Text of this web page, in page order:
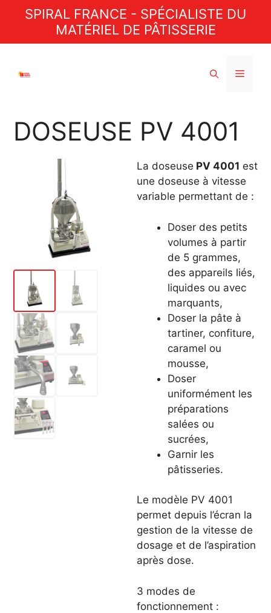
SPIRAL FRANCE - SPÉCIALISTE DU
MATÉRIEL DE PÂTISSERIE
Menu
DOSEUSE PV 4001
La doseuse PV 4001 est
une doseuse à vitesse
variable permettant de :
Doser des petits
volumes à partir
de 5 grammes,
des appareils liés,
liquides ou avec
marquants,
Doser la pâte à
tartiner, confiture,
caramel ou
mousse,
Doser
uniformément les
préparations
salées ou
sucrées,
Garnir les
pâtisseries.
Le modèle PV 4001
permet depuis l’écran la
gestion de la vitesse de
dosage et de l’aspiration
après dose.
3 modes de
fonctionnement :